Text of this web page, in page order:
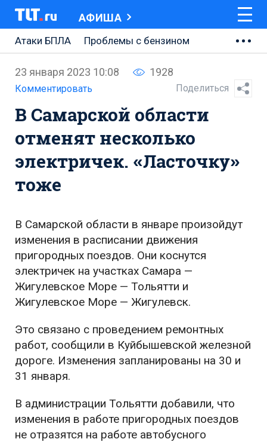
АФИША
Атаки БПЛА
Проблемы с бензином
Ремонт Центральной площади
Ремонт Обводного шоссе
Набережная Тольятти
Неделя Тольятти
23 января 2023 10:08 1928
Комментировать Поделиться
В Самарской области
отменят несколько
электричек. «Ласточку»
тоже
В Самарской области в январе произойдут
изменения в расписании движения
пригородных поездов. Они коснутся
электричек на участках Самара —
Жигулевское Море — Тольятти и
Жигулевское Море — Жигулевск.
Это связано с проведением ремонтных
работ, сообщили в Куйбышевской железной
дороге. Изменения запланированы на 30 и
31 января.
В администрации Тольятти добавили, что
изменения в работе пригородных поездов
не отразятся на работе автобусного